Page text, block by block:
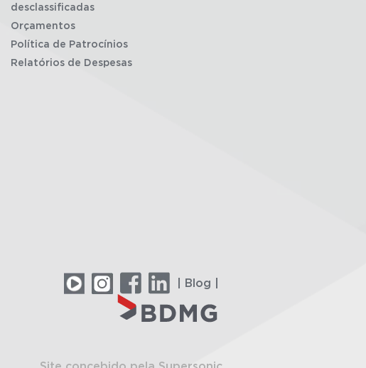
desclassificadas
Orçamentos
Política de Patrocínios
Relatórios de Despesas
| Blog |